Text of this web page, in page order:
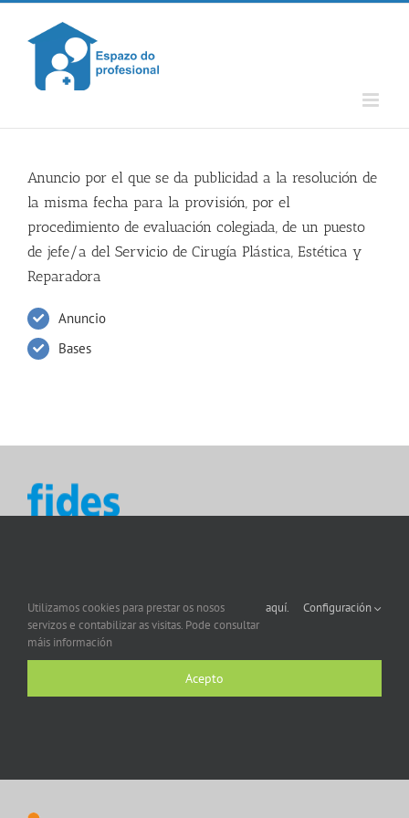
Skip
content
Anuncio por el que se da publicidad a la resolución de
la misma fecha para la provisión, por el
procedimiento de evaluación colegiada, de un puesto
de jefe/a del Servicio de Cirugía Plástica, Estética y
Reparadora
Anuncio
Bases
Utilizamos cookies para prestar os nosos
servizos e contabilizar as visitas. Pode consultar
máis información
aquí. Configuración
Acepto